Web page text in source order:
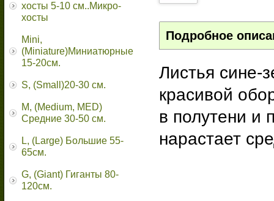
хосты 5-10 см..Микро-
хосты
Mini,
(Miniature)Миниатюрные
15-20см.
S, (Small)20-30 см.
M, (Medium, MED)
Средние 30-50 см.
L, (Large) Большие 55-
65cм.
G, (Giant) Гиганты 80-
120см.
Подробное
Листья сине-
красивой
в полутени и
нарастает